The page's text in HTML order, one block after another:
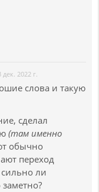
дек. 2022 г.
слова и такую
сделал
(там именно
обычно
переход
ли